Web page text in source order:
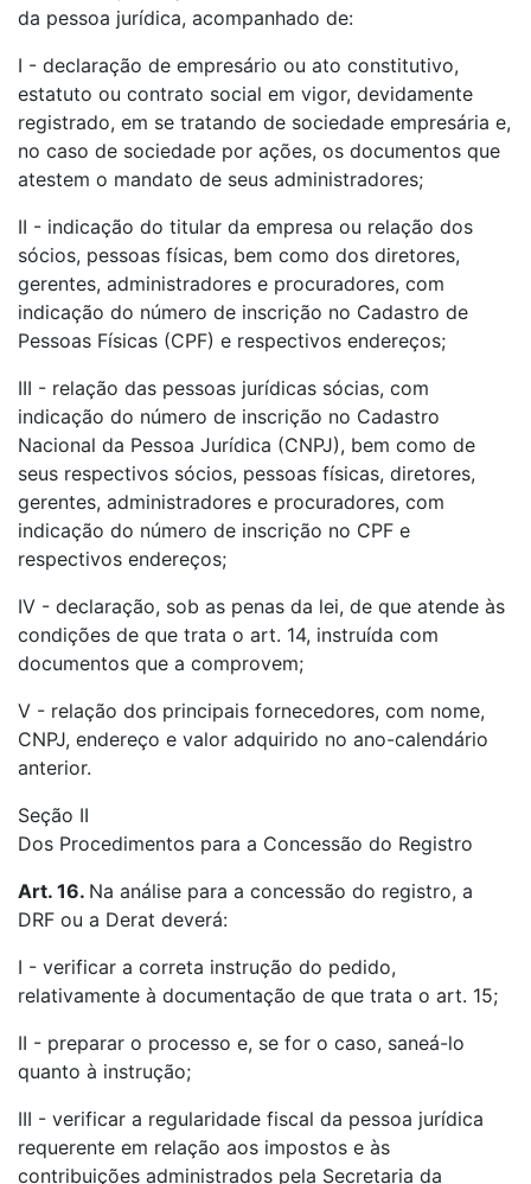
da pessoa jurídica, acompanhado de:
I - declaração de empresário ou ato constitutivo,
estatuto ou contrato social em vigor, devidamente
registrado, em se tratando de sociedade empresária e,
no caso de sociedade por ações, os documentos que
atestem o mandato de seus administradores;
II - indicação do titular da empresa ou relação dos
sócios, pessoas físicas, bem como dos diretores,
gerentes, administradores e procuradores, com
indicação do número de inscrição no Cadastro de
Pessoas Físicas (CPF) e respectivos endereços;
III - relação das pessoas jurídicas sócias, com
indicação do número de inscrição no Cadastro
Nacional da Pessoa Jurídica (CNPJ), bem como de
seus respectivos sócios, pessoas físicas, diretores,
gerentes, administradores e procuradores, com
indicação do número de inscrição no CPF e
respectivos endereços;
IV - declaração, sob as penas da lei, de que atende às
condições de que trata o art. 14, instruída com
documentos que a comprovem;
V - relação dos principais fornecedores, com nome,
CNPJ, endereço e valor adquirido no ano-calendário
anterior.
Seção II
Dos Procedimentos para a Concessão do Registro
Art. 16. Na análise para a concessão do registro, a
DRF ou a Derat deverá:
I - verificar a correta instrução do pedido,
relativamente à documentação de que trata o art. 15;
II - preparar o processo e, se for o caso, saneá-lo
quanto à instrução;
III - verificar a regularidade fiscal da pessoa jurídica
requerente em relação aos impostos e às
contribuições administrados pela Secretaria da